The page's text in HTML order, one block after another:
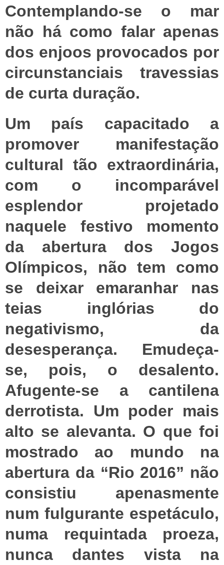
Contemplando-se o mar
não há como falar apenas
dos enjoos provocados por
circunstanciais travessias
de curta duração.
Um país capacitado a
promover manifestação
cultural tão extraordinária,
com o incomparável
esplendor projetado
naquele festivo momento
da abertura dos Jogos
Olímpicos, não tem como
se deixar emaranhar nas
teias inglórias do
negativismo, da
desesperança. Emudeça-
se, pois, o desalento.
Afugente-se a cantilena
derrotista. Um poder mais
alto se alevanta. O que foi
mostrado ao mundo na
abertura da “Rio 2016” não
consistiu apenasmente
num fulgurante espetáculo,
numa requintada proeza,
nunca dantes vista na